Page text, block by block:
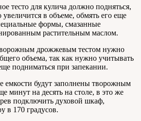
тесто для кулича должно подняться,
увеличится в объеме, обмять его еще
формы, смазанные
растительным маслом.
дрожжевым тестом нужно
объема, так как нужно учитывать
подниматься при запекании.
емкости будут заполнены творожным
минут на десять на столе, в это же
подключить духовой шкаф,
в 170 градусов.